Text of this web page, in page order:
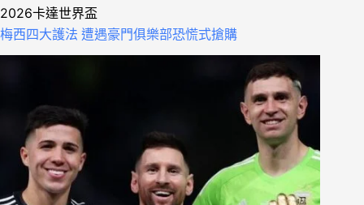
2026卡達世界盃
梅西四大護法 遭遇豪門俱樂部恐慌式搶購